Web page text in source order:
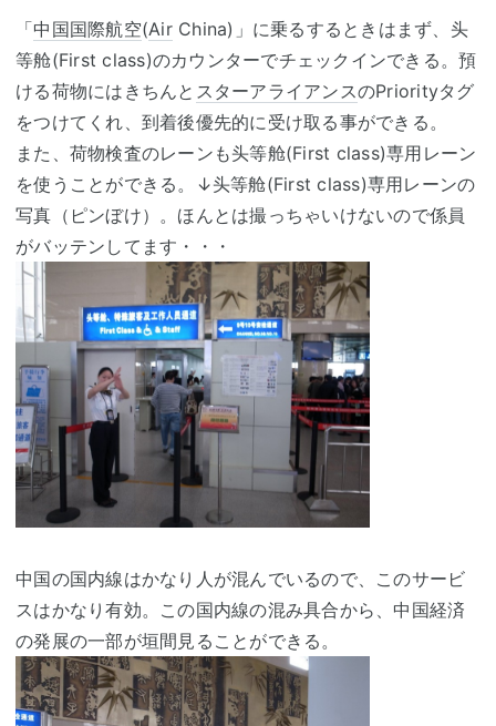
「中国国際航空(AirChina)」に乗るするときはまず、头
等舱(First class)のカウンターでチェックインできる。預
ける荷物にはきちんと スターアライアンスのPriorityタグ
をつけてくれ、到着後優先的に受け取る事ができる。
また、荷物検査のレーンも头等舱(First class)専用レーン
を使うことができる。↓头等舱(First class)専用レーンの
写真（ピンぼけ）。ほんとは撮っちゃいけないので係員
がバッテンしてます・・・
中国の国内線はかなり人が混んでいるので、このサービ
スはかなり有効。この国内線の混み具合から、中国経済
の発展の一部が垣間見ることができる。